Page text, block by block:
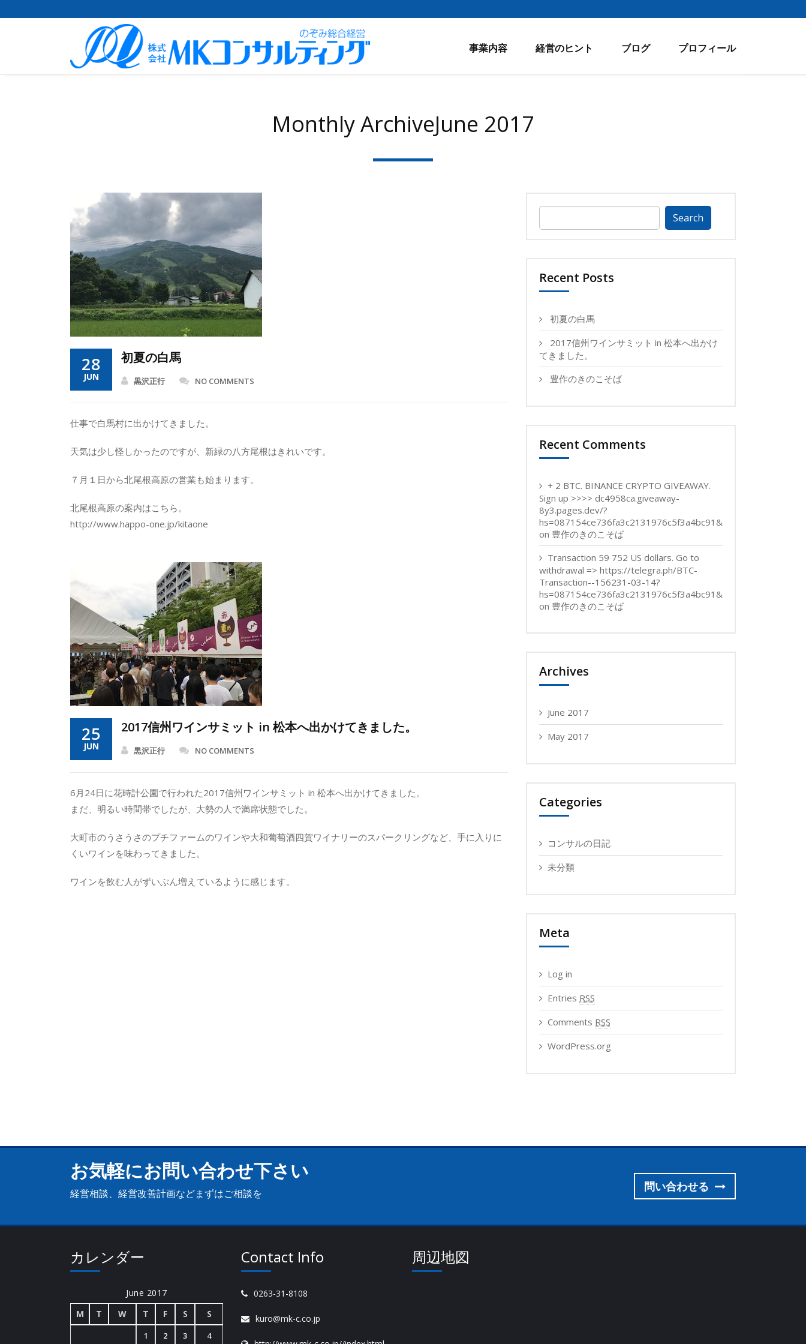
事業内容 経営のヒント ブログ プロフィール
Monthly ArchiveJune 2017
28
JUN
初夏の白馬
黒沢正行 NO COMMENTS
仕事で白馬村に出かけてきました。
天気は少し怪しかったのですが、新緑の八方尾根はきれいです。
７月１日から北尾根高原の営業も始まります。
北尾根高原の案内はこちら。
http://www.happo-one.jp/kitaone
25
JUN
2017信州ワインサミット in 松本へ出かけてきました。
黒沢正行 NO COMMENTS
6月24日に花時計公園で行われた2017信州ワインサミット in 松本へ出かけてきました。
まだ、明るい時間帯でしたが、大勢の人で満席状態でした。
大町市のうさうさのプチファームのワインや大和葡萄酒四賀ワイナリーのスパークリングなど、手に入りに
くいワインを味わってきました。
ワインを飲む人がずいぶん増えているように感じます。
for:
Recent Posts
初夏の白馬
2017信州ワインサミット in 松本へ出かけ
てきました。
豊作のきのこそば
Recent Comments
+ 2 BTC. BINANCE CRYPTO GIVEAWAY.
Sign up >>>> dc4958ca.giveaway-
8y3.pages.dev/?
hs=087154ce736fa3c2131976c5f3a4bc91&
on 豊作のきのこそば
Transaction 59 752 US dollars. Gо tо
withdrаwаl => https://telegra.ph/BTC-
Transaction--156231-03-14?
hs=087154ce736fa3c2131976c5f3a4bc91&
on 豊作のきのこそば
Archives
June 2017
May 2017
Categories
コンサルの日記
未分類
Meta
Log in
Entries RSS
Comments RSS
WordPress.org
お気軽にお問い合わせ下さい
経営相談、経営改善計画などまずはご相談を 問い合わせる
カレンダー
June 2017
M
T W T F S S
1 2 3 4
Contact Info
0263-31-8108
kuro@mk-c.co.jp
周辺地図